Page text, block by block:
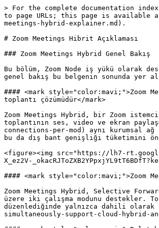
> For the complete documentation index, see [llms.txt](https://library.zoom.com/llms.txt). Markdown versions of documentation pages are available by appending `.md` to page URLs; this page is available as [Markdown](https://library.zoom.com/technical-library/tr/gelismis-kurumsal-hizmetler/zoom-node/zoom-meetings-hybrid/zoom-meetings-hybrid-explainer.md).

# Zoom Meetings Hibrit Açıklaması

### Zoom Meetings Hybrid Genel Bakış

Bu bölüm, Zoom Node iş yükü olarak desteklenen Zoom Meetings Hybrid hizmet modülüne genel bir bakış sunar. Zoom Node hakkında daha fazla bilgi için, platforma ilişkin genel bakış bu belgenin sonunda yer alan [Ek](#appendix-zoom-node).

#### <mark style="color:mavi;">Zoom Meetings Hybrid, toplantı medyasını kurumsal bir ağ içinde yeniden dağıtarak bant genişliği tasarrufu sağlayan yerinde bir hibrit toplantı çözümüdür</mark>

Zoom Meetings Hybrid, bir Zoom istemcisi ile Zoom bulut arasında aracılık eden bir bağlantı noktası olarak çalışan yerinde bir hibrit toplantı çözümüdür. Çözüm, bir toplantının ses, video ve ekran paylaşma medya akışlarını ile [400'e kadar](#each-sfu-immr-supports-up-to-400-standard-definition-or-200-high-definition-user-connections-per-mod) aynı kurumsal ağ içindeki bağlı katılımcılar arasında çoklar ve yeniden dağıtır. Bu tasarım, dış bulut medya bağlantılarının sayısını azaltır ve bu da dış bant genişliği tüketimini önemli ölçüde azaltabilir.

<figure><img src="https://lh7-rt.googleusercontent.com/docsz/AD_4nXfVVVppbW-NhmkwGFDkKpMlcYUACkI-syd0I8Z9QJRs5Jx5cWiavnwIg6ux2KTaXksBeGy6kXWu82mQQIrAUkHY-7V5OWuHkW5G-X_ez2V-_okacRJToZXB2YPpxjYL9tT6BDfT?key=Z3rnkTkRPWE0oHdIjBvbxQ" alt=""><figcaption></figcaption></figure>

#### <mark style="color:mavi;">Zoom Meetings Hybrid iki modu destekler: bulut-hibrit ve yalnızca dahili</mark>

Zoom Meetings Hybrid, Selective Forwarding Unit modu (SFU) olarak bilinen buluttan yerele hibrit modu ve bulut dışı toplantılar için yalnızca dahili mod (iMMR) olmak üzere iki çalışma modunu destekler. Toplantılar varsayılan olarak bulut-hibrit bağlantılar için yapılandırılır, ancak kullanıcılar bir toplantıyı planladığında veya düzenlediğinde yalnızca dahili olarak belirlenebilir. Her iki toplantı türü de aynı modül